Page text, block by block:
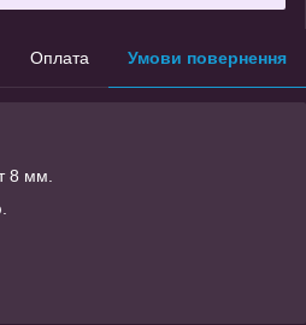
Оплата Умови повернення
8 мм.